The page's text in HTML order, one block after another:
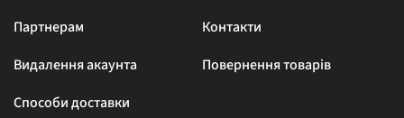
Партнерам
Контакти
Видалення акаунта
Повернення товарів
Способи доставки